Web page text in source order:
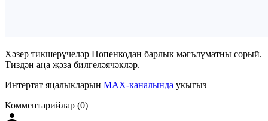
Хәзер тикшерүчеләр Попенкодан барлык мәгълүматны сорый.
Тиздән аңа җәза билгеләячәкләр.
Интертат яңалыкларын MAX-каналында укыгыз
Комментарийлар (0)